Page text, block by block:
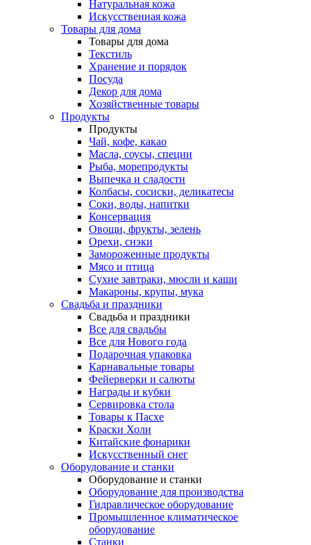
Натуральная кожа
Искусственная кожа
Товары для дома
Товары для дома
Текстиль
Хранение и порядок
Посуда
Декор для дома
Хозяйственные товары
Продукты
Продукты
Чай, кофе, какао
Масла, соусы, специи
Рыба, морепродукты
Выпечка и сладости
Колбасы, сосиски, деликатесы
Соки, воды, напитки
Консервация
Овощи, фрукты, зелень
Орехи, снэки
Замороженные продукты
Мясо и птица
Сухие завтраки, мюсли и каши
Макароны, крупы, мука
Свадьба и праздники
Свадьба и праздники
Все для свадьбы
Все для Нового года
Подарочная упаковка
Карнавальные товары
Фейерверки и салюты
Награды и кубки
Cервировка стола
Товары к Пасхе
Краски Холи
Китайские фонарики
Искусственный снег
Оборудование и станки
Оборудование и станки
Оборудование для производства
Гидравлическое оборудование
Промышленное климатическое
оборудование
Станки